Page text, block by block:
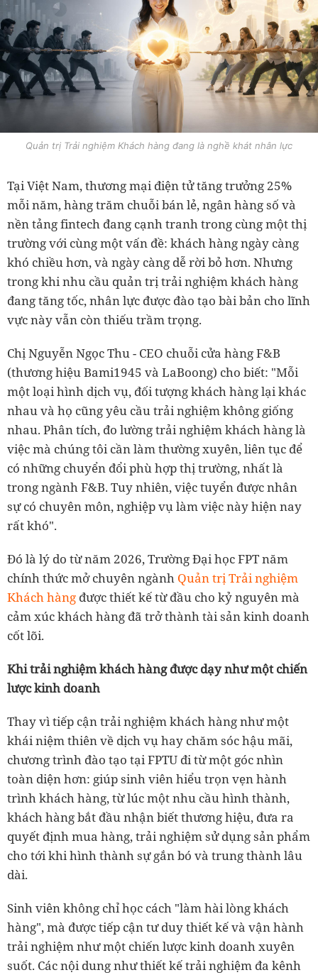
Quản trị Trải nghiệm Khách hàng đang là nghề khát nhân lực
Tại Việt Nam, thương mại điện tử tăng trưởng 25%
mỗi năm, hàng trăm chuỗi bán lẻ, ngân hàng số và
nền tảng fintech đang cạnh tranh trong cùng một thị
trường với cùng một vấn đề: khách hàng ngày càng
khó chiều hơn, và ngày càng dễ rời bỏ hơn. Nhưng
trong khi nhu cầu quản trị trải nghiệm khách hàng
đang tăng tốc, nhân lực được đào tạo bài bản cho lĩnh
vực này vẫn còn thiếu trầm trọng.
Chị Nguyễn Ngọc Thu - CEO chuỗi cửa hàng F&B
(thương hiệu Bami1945 và LaBoong) cho biết: "Mỗi
một loại hình dịch vụ, đối tượng khách hàng lại khác
nhau và họ cũng yêu cầu trải nghiệm không giống
nhau. Phân tích, đo lường trải nghiệm khách hàng là
việc mà chúng tôi cần làm thường xuyên, liên tục để
có những chuyển đổi phù hợp thị trường, nhất là
trong ngành F&B. Tuy nhiên, việc tuyển được nhân
sự có chuyên môn, nghiệp vụ làm việc này hiện nay
rất khó".
Đó là lý do từ năm 2026, Trường Đại học FPT năm
chính thức mở chuyên ngành Quản trị Trải nghiệm
Khách hàng được thiết kế từ đầu cho kỷ nguyên mà
cảm xúc khách hàng đã trở thành tài sản kinh doanh
cốt lõi.
Khi trải nghiệm khách hàng được dạy như một chiến
lược kinh doanh
Thay vì tiếp cận trải nghiệm khách hàng như một
khái niệm thiên về dịch vụ hay chăm sóc hậu mãi,
chương trình đào tạo tại FPTU đi từ một góc nhìn
toàn diện hơn: giúp sinh viên hiểu trọn vẹn hành
trình khách hàng, từ lúc một nhu cầu hình thành,
khách hàng bắt đầu nhận biết thương hiệu, đưa ra
quyết định mua hàng, trải nghiệm sử dụng sản phẩm
cho tới khi hình thành sự gắn bó và trung thành lâu
dài.
Sinh viên không chỉ học cách "làm hài lòng khách
hàng", mà được tiếp cận tư duy thiết kế và vận hành
trải nghiệm như một chiến lược kinh doanh xuyên
suốt. Các nội dung như thiết kế trải nghiệm đa kênh